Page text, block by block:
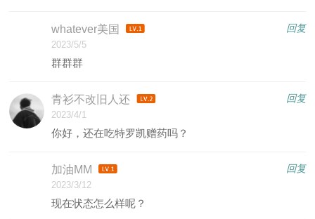
回复
whatever美国
2023/5/5
群群群
回复
青衫不改旧人还
2023/4/1
你好，还在吃特罗凯赠药吗？
回复
加油MM
2023/3/12
现在状态怎么样呢？